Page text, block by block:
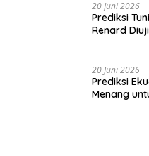
20 Juni 2026
Prediksi
Renard
20 Juni 2026
Prediksi
Menang